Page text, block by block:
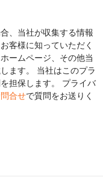
、当社が収集する情報
客様に知っていただく
ームページ、その他当
ます。 当社はこのプラ
担保します。 プライバ
合せで質問をお送りく